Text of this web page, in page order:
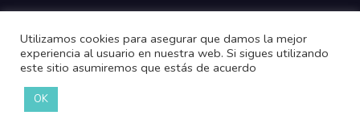
Utilizamos cookies para asegurar que damos la mejor
experiencia al usuario en nuestra web. Si sigues utilizando
este sitio asumiremos que estás de acuerdo
OK